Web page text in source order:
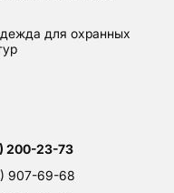
200-23-73
907-69-68